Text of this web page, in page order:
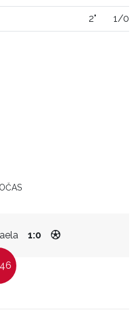
2" 1/0
1:0